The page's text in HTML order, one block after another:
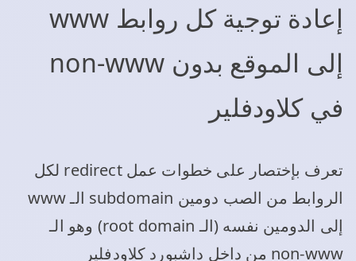
إعادة توجية كل روابط www
إلى الموقع بدون non-www
في كلاودفلير
تعرف بإختصار على خطوات عمل redirect لكل
الروابط من الصب دومين subdomain الـ www
إلى الدومين نفسه (الـ root domain) وهو الـ
non-www من داخل داشبورد كلاودفلير